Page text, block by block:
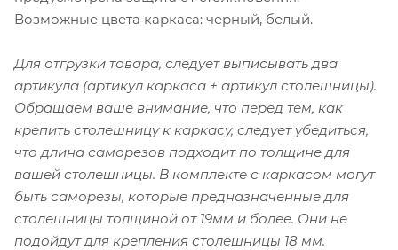
Возможные цвета каркаса: черный, белый.
Для отгрузки товара, следует выписывать два
артикула (артикул каркаса + артикул столешницы).
Обращаем ваше внимание, что перед тем, как
крепить столешницу к каркасу, следует убедиться,
что длина саморезов подходит по толщине для
вашей столешницы. В комплекте с каркасом могут
быть саморезы, которые предназначенные для
столешницы толщиной от 19мм и более. Они не
подойдут для крепления столешницы 18 мм.